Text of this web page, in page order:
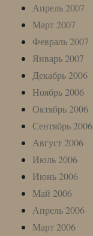
Апрель 2007
Март 2007
Февраль 2007
Январь 2007
Декабрь 2006
Ноябрь 2006
Октябрь 2006
Сентябрь 2006
Август 2006
Июль 2006
Июнь 2006
Май 2006
Апрель 2006
Март 2006